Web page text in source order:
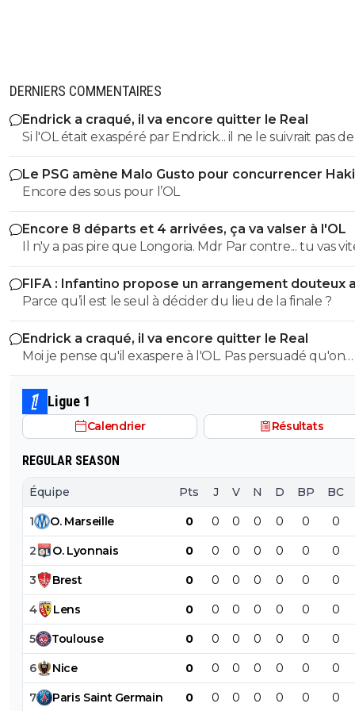
DERNIERS COMMENTAIRES
Endrick a craqué, il va encore quitter le Real
Si l'OL était exaspéré par Endrick... il ne le suivrait pas
près. Bref... Quand l'équipe sera complète... ce sera beaucoup
mieux.
Le PSG amène Malo Gusto pour concurrencer
Encore des sous pour l’OL
Encore 8 départs et 4 arrivées, ça va valser à l'OL
Il n'y a pas pire que Longoria. Mdr Par contre... tu vas vite
pleurer en voyant ta petite équipe sombrer. ^^
FIFA : Infantino propose un arrangement douteux
Maroc
Parce qu’il est le seul à décider du lieu de la finale ?
Endrick a craqué, il va encore quitter le Real
Moi je pense qu'il exaspere à l'OL. Pas persuadé qu'on
souhaite le voir revenir. Apres tres sincèrement nos
problèmes actuels ne se posent pas trop a son poste.
bien d'autres choses a améliorer avant....
Ligue 1
Calendrier Résultats
REGULAR SEASON
Équipe Pts J V N D BP BC
1 O. Marseille 0 0 0 0 0 0 0
2 O. Lyonnais 0 0 0 0 0 0 0
3 Brest 0 0 0 0 0 0 0
4 Lens 0 0 0 0 0 0 0
5 Toulouse 0 0 0 0 0 0 0
6 Nice 0 0 0 0 0 0 0
7 Paris Saint Germain 0 0 0 0 0 0 0